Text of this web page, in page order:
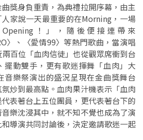
獎身負重責，為典禮拉開序幕，由主
人家說一天最重要的在Morning，一場
！」，隨後便接連帶來
〉、〈愛情99〉等熱門歌曲，當演唱
百位「血肉信徒」也從觀眾席衝到台
擺動雙手，更有歌迷揮舞「血肉」大
音樂祭演出的盛況呈現在金曲獎舞台
炒到最高點。血肉果汁機表示「血肉
表著台上五位團員，更代表著台下的
樂沈浸其中，就不知不覺也成為了演
導演共同討論後，決定邀請歌迷一起